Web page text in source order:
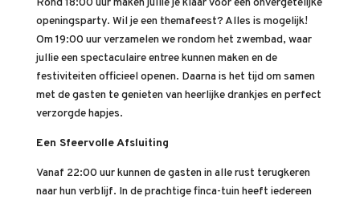
Rond 18:00 uur maken jullie je klaar voor een onvergetelijke
openingsparty. Wil je een themafeest? Alles is mogelijk!
Om 19:00 uur verzamelen we rondom het zwembad, waar
jullie een spectaculaire entree kunnen maken en de
festiviteiten officieel openen. Daarna is het tijd om samen
met de gasten te genieten van heerlijke drankjes en perfect
verzorgde hapjes.
Een Sfeervolle Afsluiting
Vanaf 22:00 uur kunnen de gasten in alle rust terugkeren
naar hun verblijf. In de prachtige finca-tuin heeft iedereen